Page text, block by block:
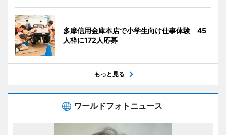
多摩信用金庫本店で小学生向け仕事体験 45
人枠に172人応募
もっと見る
ワールドフォトニュース